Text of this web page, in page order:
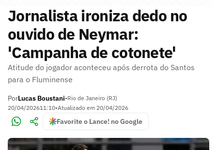
Jornalista ironiza dedo no
ouvido de Neymar:
'Campanha de cotonete'
Atitude do jogador aconteceu após derrota do Santos
para o Fluminense
PorLucas Boustani•Rio de Janeiro (RJ)
20/04/202611:10•Atualizado em 20/04/2026
Favorite o Lance! no Google